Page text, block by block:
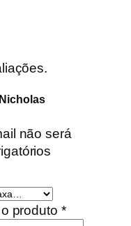
não será
produto *